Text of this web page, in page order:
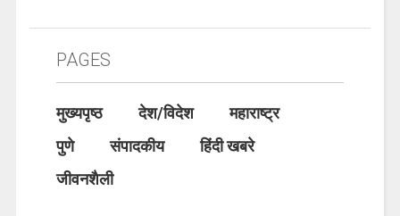
PAGES
मुख्यपृष्ठ देश/विदेश
महाराष्ट्र
पुणे
संपादकीय
हिंदी खबरे
जीवनशैली